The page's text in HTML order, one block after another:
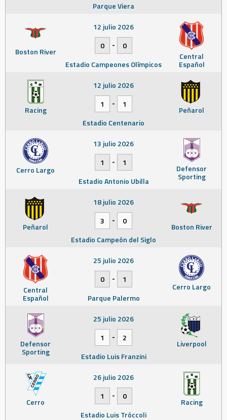
Parque Viera
Boston River Central
Español
12 julio 2026
0
-
0
Estadio Campeones Olímpicos
Racing Peñarol
12 julio 2026
1
-
1
Estadio Centenario
Cerro Largo Defensor
Sporting
13 julio 2026
1
-
1
Estadio Antonio Ubilla
Peñarol Boston River
18 julio 2026
3
-
0
Estadio Campeón del Siglo
Central
Español
Cerro Largo
25 julio 2026
0
-
1
Parque Palermo
Defensor
Sporting
Liverpool
25 julio 2026
1
-
2
Estadio Luis Franzini
Cerro Racing
26 julio 2026
1
-
0
Estadio Luis Tróccoli